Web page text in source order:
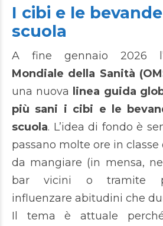
I cibi e le
scuola
A fine gennaio 2026
Mondiale della Sanità
una nuova linea guida
più sani i cibi e le
scuola. L’idea di fondo è
passano molte ore in
da mangiare (in mensa,
bar vicini o tramite
influenzare abitudini che
Il tema è attuale